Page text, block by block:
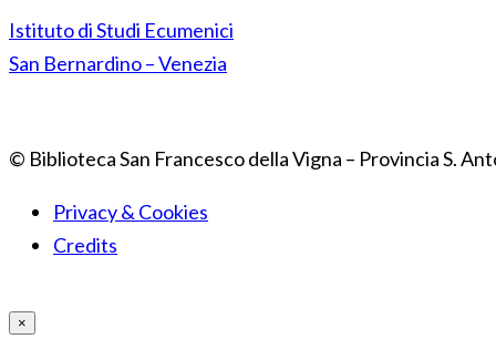
Istituto di Studi Ecumenici
San Bernardino – Venezia
© Biblioteca San Francesco della Vigna – Provincia S.
Privacy & Cookies
Credits
×